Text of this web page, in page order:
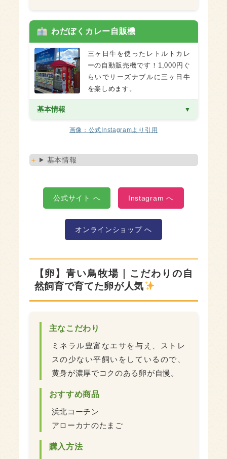
わだぼくカレー自販機
三ヶ日牛を使ったレトルトカレ
ーの自動販売機です！1,000円ぐ
らいでリーズナブルに三ヶ日牛
を楽しめます。
基本情報
24時間
住所
画像：公式Instagramより引用
基本情報
公式サイト へ Instagram へ
オンラインショップ へ
【卵】青い鳥牧場｜こだわりの自
然飼育で育てた卵が人気
主なこだわり
ミネラル豊富なエサを与え、ストレ
スの少ない平飼いをしているので、
黄身が濃厚でコクのある卵が自慢。
おすすめ商品
浜北コーチン
アローカナのたまご
購入方法